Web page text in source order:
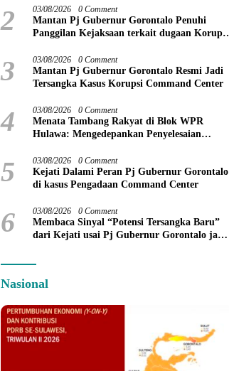
2 03/08/2026 0 Comment
Mantan Pj Gubernur Gorontalo Penuhi
Panggilan Kejaksaan terkait dugaan Korupsi
3 03/08/2026 0 Comment
Mantan Pj Gubernur Gorontalo Resmi Jadi
Tersangka Kasus Korupsi Command Center
4 03/08/2026 0 Comment
Menata Tambang Rakyat di Blok WPR
Hulawa: Mengedepankan Penyelesaian
5 03/08/2026 0 Comment
Kejati Dalami Peran Pj Gubernur Gorontalo
di kasus Pengadaan Command Center
6 03/08/2026 0 Comment
Membaca Sinyal “Potensi Tersangka Baru”
dari Kejati usai Pj Gubernur Gorontalo jadi
Nasional